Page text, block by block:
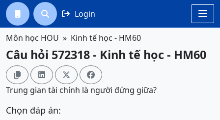

  Login
Môn học HOU Kinh tế học - HM60
Câu hỏi 572318 - Kinh tế học - HM60
   
Trung gian tài chính là người đứng giữa?
Chọn đáp án: